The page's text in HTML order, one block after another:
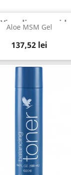
Aloe MSM Gel
Pret
137,52 lei
Vizualizare rapida